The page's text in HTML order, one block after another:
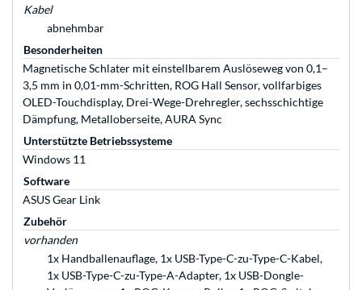
Kabel
abnehmbar
Besonderheiten
Magnetische Schlater mit einstellbarem Auslöseweg von 0,1–
3,5 mm in 0,01-mm-Schritten, ROG Hall Sensor, vollfarbiges
OLED-Touchdisplay, Drei-Wege-Drehregler, sechsschichtige
Dämpfung, Metalloberseite, AURA Sync
Unterstützte Betriebssysteme
Windows 11
Software
ASUS Gear Link
Zubehör
vorhanden
1x Handballenauflage, 1x USB-Type-C-zu-Type-C-Kabel,
1x USB-Type-C-zu-Type-A-Adapter, 1x USB-Dongle-